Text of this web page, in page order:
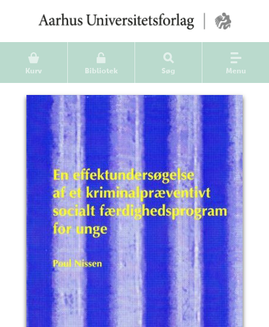
Kurv Bibliotek Søg Menu